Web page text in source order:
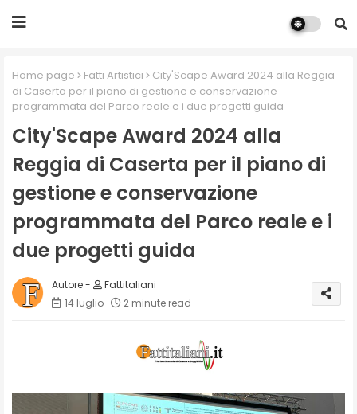
Home page Fatti Artistici
City'Scape Award 2024 alla Reggia
di Caserta per il piano di gestione e conservazione
programmata del Parco reale e i due progetti guida
City'Scape Award 2024 alla
Reggia di Caserta per il piano di
gestione e conservazione
programmata del Parco reale e i
due progetti guida
Fattitaliani
14 luglio
2 minute read